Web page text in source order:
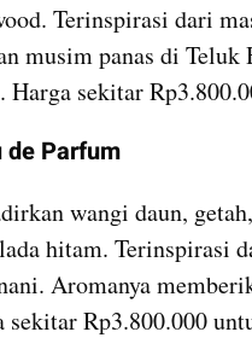
Terinspirasi dari
musim panas di
Harga sekitar
de Parfum
wangi daun,
hitam. Terinspirasi
Aromanya
sekitar Rp3.800.000